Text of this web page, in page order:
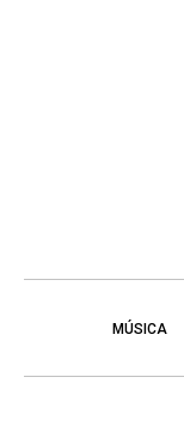
MÚSICA